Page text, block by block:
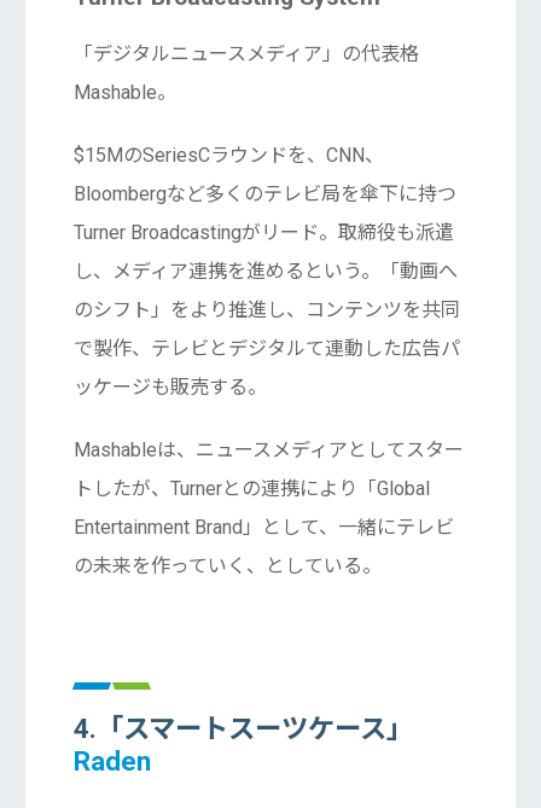
「デジタルニュースメディア」の代表格
Mashable。
$15MのSeriesCラウンドを、CNN、
Bloombergなど多くのテレビ局を傘下に持つ
Turner Broadcastingがリード。取締役も派遣
し、メディア連携を進めるという。「動画へ
のシフト」をより推進し、コンテンツを共同
で製作、テレビとデジタルて連動した広告パ
ッケージも販売する。
Mashableは、ニュースメディアとしてスター
トしたが、Turnerとの連携により「Global
Entertainment Brand」として、一緒にテレビ
の未来を作っていく、としている。
4.「スマートスーツケース 」
Raden